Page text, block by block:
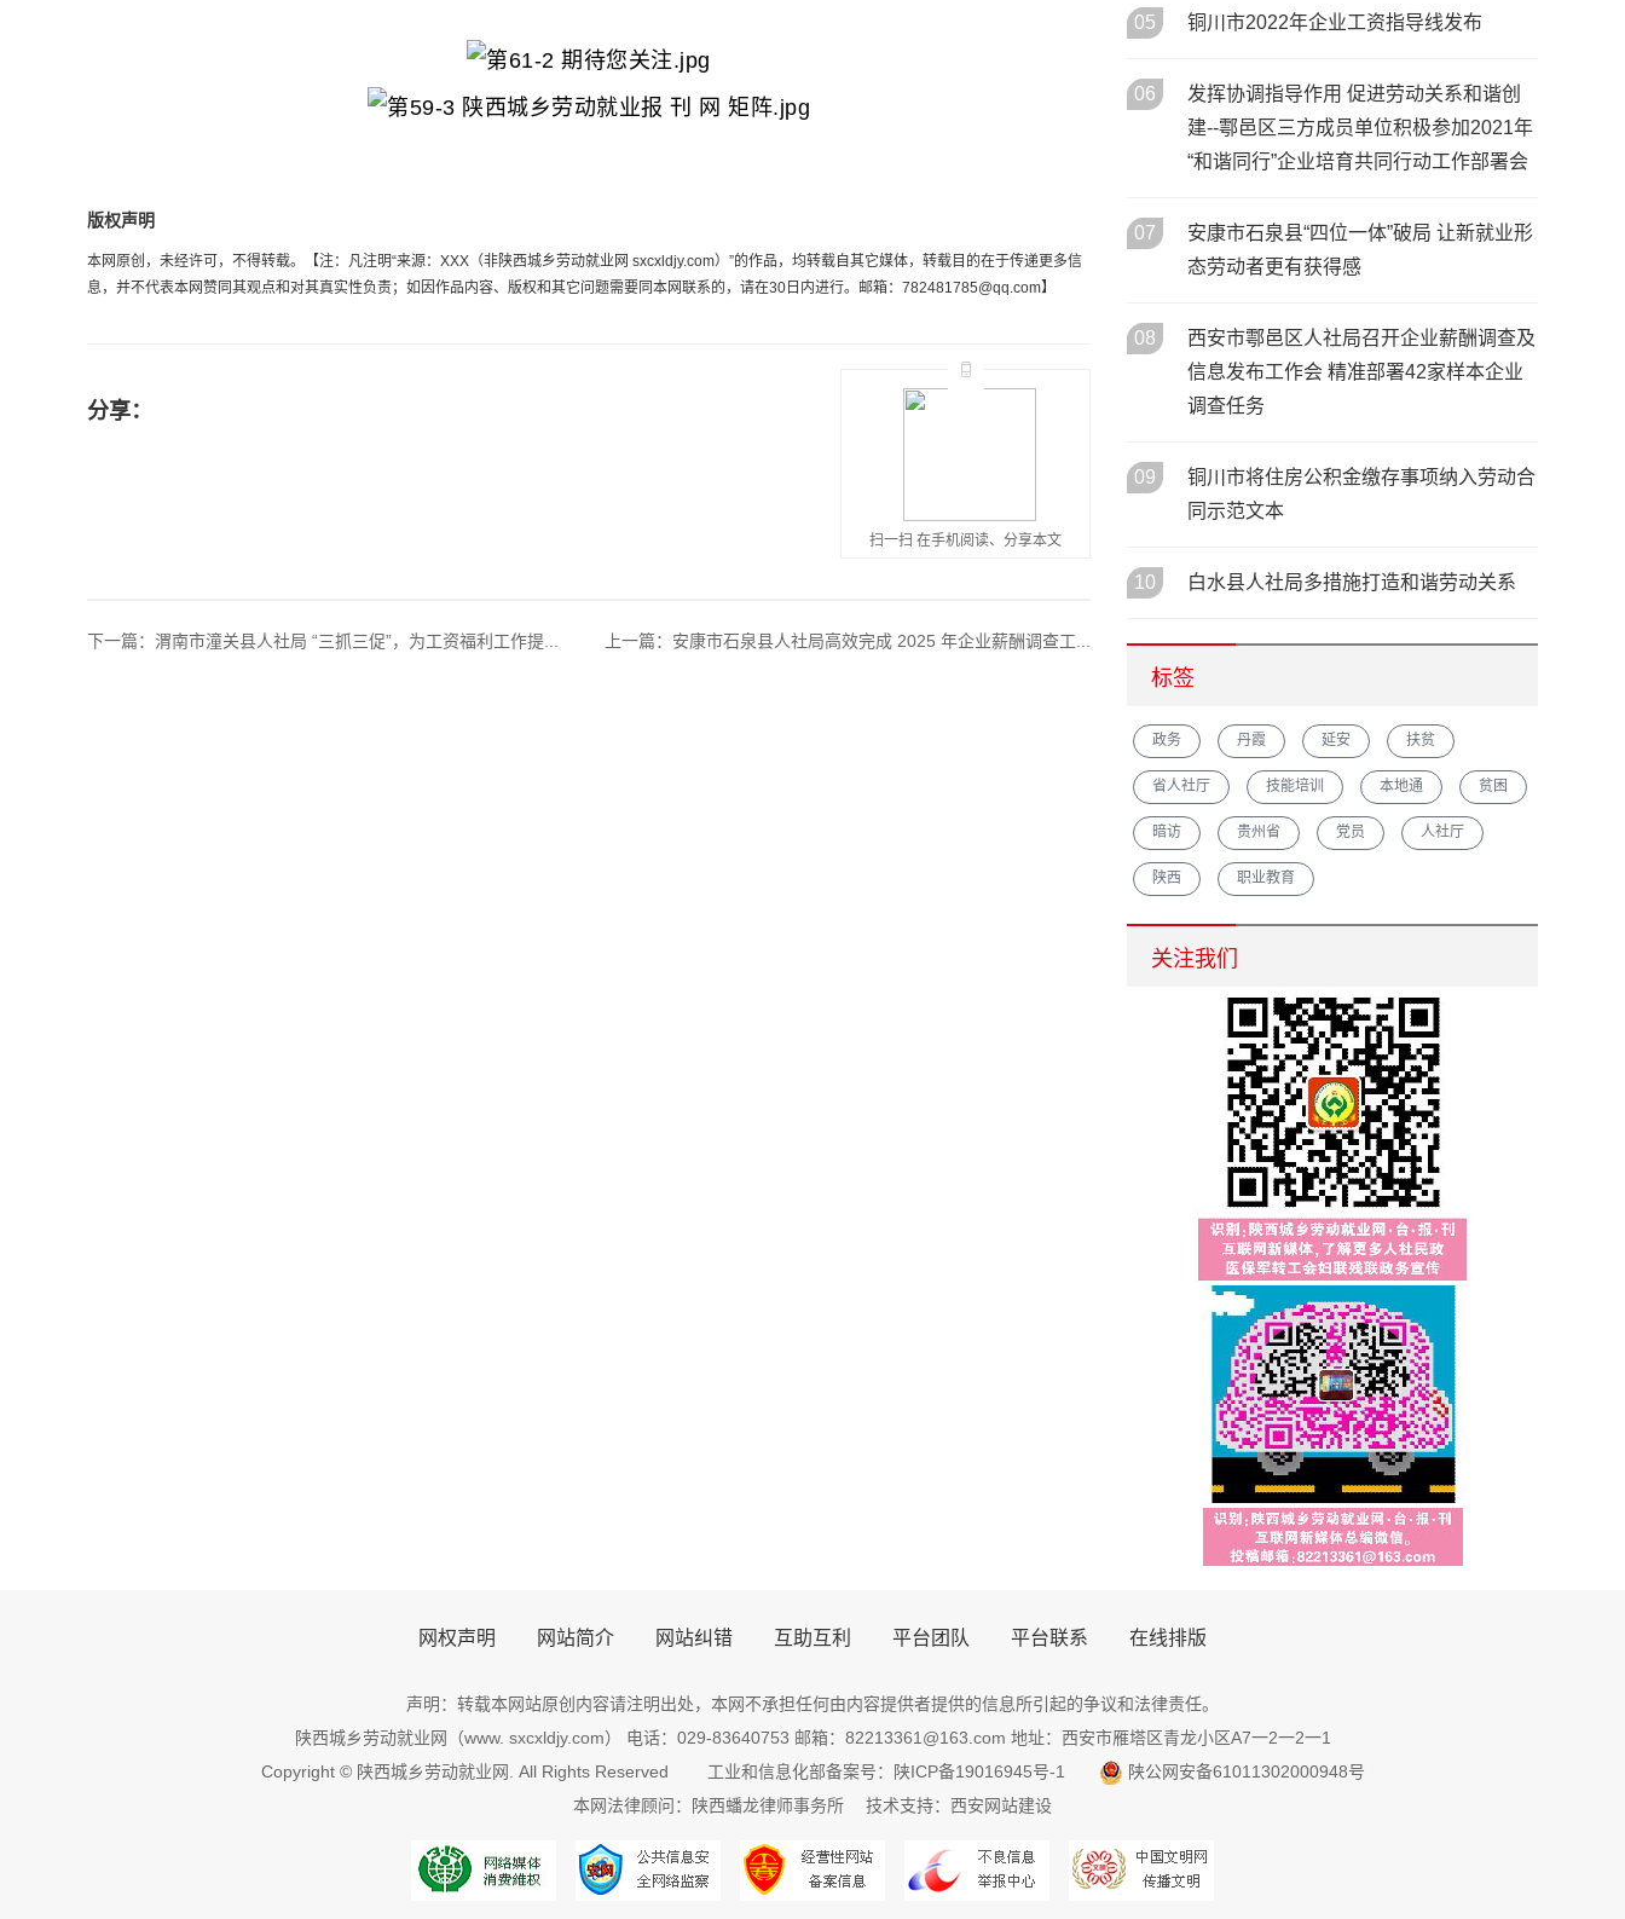
版权声明
本网原创，未经许可，不得转载。【注：凡注明“来源：XXX（非陕西城乡劳动就业网 sxcxldjy.com）”的作品，均转载自其它媒体，转载目的在于传递更多信
息，并不代表本网赞同其观点和对其真实性负责；如因作品内容、版权和其它问题需要同本网联系的，请在30日内进行。邮箱：782481785@qq.com】
分享：
扫一扫 在手机阅读、分享本文
上一篇： 安康市石泉县人社局高效完成 2025 年企业薪酬调查工...
下一篇： 渭南市潼关县人社局 “三抓三促”，为工资福利工作提...
05 铜川市2022年企业工资指导线发布
06
发挥协调指导作用 促进劳动关系和谐创
建--鄠邑区三方成员单位积极参加2021年
“和谐同行”企业培育共同行动工作部署会
07
安康市石泉县“四位一体”破局 让新就业形
态劳动者更有获得感
08
西安市鄠邑区人社局召开企业薪酬调查及
信息发布工作会 精准部署42家样本企业
调查任务
09
铜川市将住房公积金缴存事项纳入劳动合
同示范文本
10 白水县人社局多措施打造和谐劳动关系
标签
政务 丹霞 延安 扶贫
省人社厅 技能培训 本地通 贫困
暗访 贵州省 党员 人社厅
陕西 职业教育
汉中市重点培育农村创业致富带头人促脱贫增收
关注我们
网权声明 网站简介 网站纠错 互助互利 平台团队 平台联系 在线排版
声明：转载本网站原创内容请注明出处， 本网不承担任何由内容提供者提供的信息所引起的争议和法律责任。
陕西城乡劳动就业网（www. sxcxldjy.com） 电话：029-83640753 邮箱：82213361@163.com 地址：西安市雁塔区青龙小区A7一2一2一1
Copyright © 陕西城乡劳动就业网. All Rights Reserved
工业和信息化部备案号：陕ICP备19016945号-1
陕公网安备61011302000948号
本网法律顾问：
陕西蟠龙律师事务所 技术支持： 西安网站建设